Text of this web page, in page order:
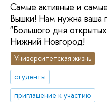
Самые активные и
Вышки! Нам нужна ваша
"Большого дня
Нижний Новгород!
Университетская жизнь
студенты
приглашение к участию